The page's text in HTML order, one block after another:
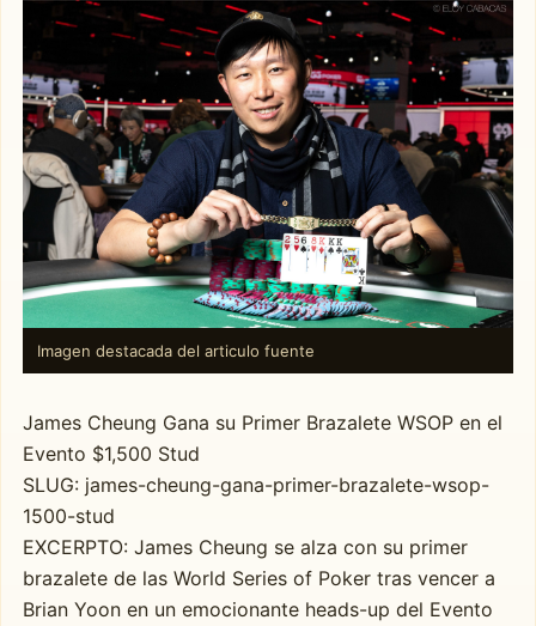
Imagen destacada del articulo fuente
James Cheung Gana su Primer Brazalete WSOP en el
Evento $1,500 Stud
SLUG: james-cheung-gana-primer-brazalete-wsop-
1500-stud
EXCERPTO: James Cheung se alza con su primer
brazalete de las World Series of Poker tras vencer a
Brian Yoon en un emocionante heads-up del Evento